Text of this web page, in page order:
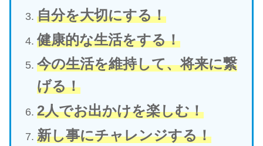
自分を大切にする！
健康的な生活をする！
今の生活を維持して、将来に繋
げる！
2人でお出かけを楽しむ！
新し事にチャレンジする！